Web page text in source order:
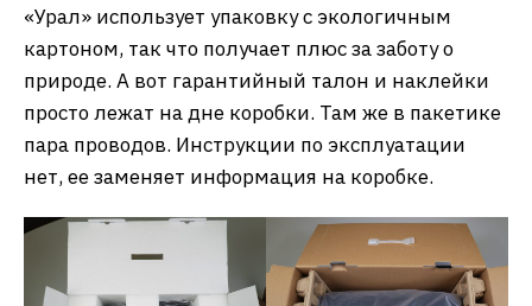
«Урал» использует упаковку с экологичным
картоном, так что получает плюс за заботу о
природе. А вот гарантийный талон и наклейки
просто лежат на дне коробки. Там же в пакетике
пара проводов. Инструкции по эксплуатации
нет, ее заменяет информация на коробке.